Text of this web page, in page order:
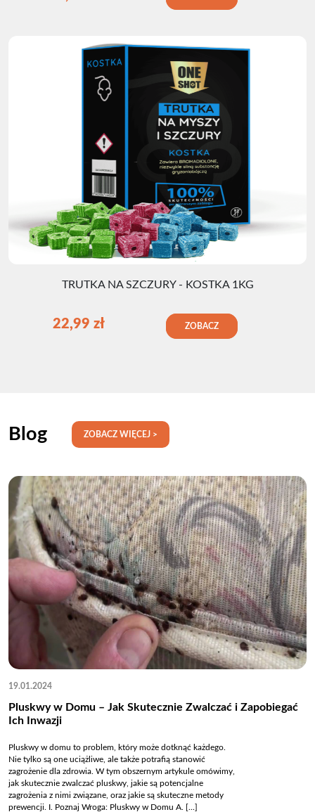
TRUTKA NA SZCZURY - KOSTKA 1KG
22,99 zł ZOBACZ
Blog ZOBACZ WIĘCEJ >
19.01.2024
Pluskwy w Domu – Jak Skutecznie Zwalczać i Zapobiegać
Ich Inwazji
Pluskwy w domu to problem, który może dotknąć każdego.
Nie tylko są one uciążliwe, ale także potrafią stanowić
zagrożenie dla zdrowia. W tym obszernym artykule omówimy,
jak skutecznie zwalczać pluskwy, jakie są potencjalne
zagrożenia z nimi związane, oraz jakie są skuteczne metody
prewencji. I. Poznaj Wroga: Pluskwy w Domu A. [...]